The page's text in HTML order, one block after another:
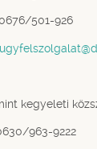
501-926
kegyeleti
963-9222